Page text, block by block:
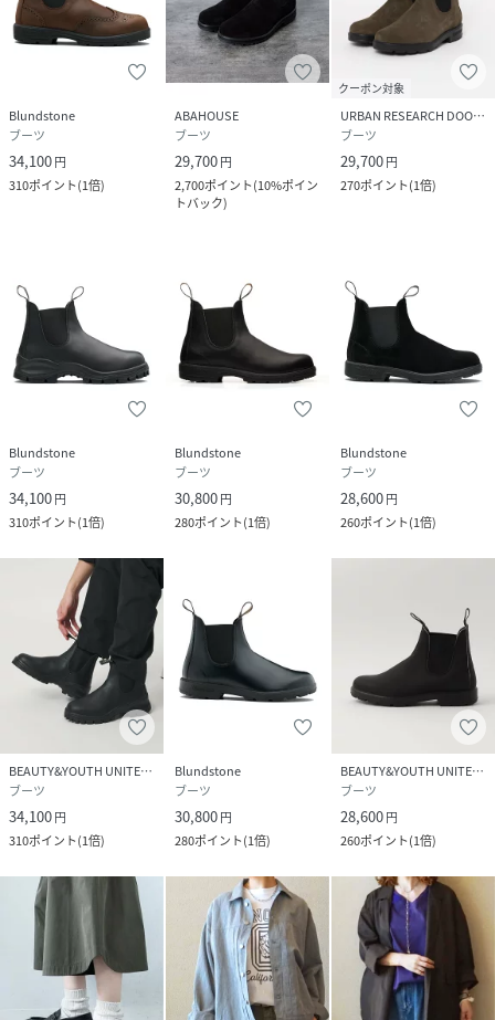
品番
RP5741_26093450002410
26093450002410-001-500 RP5741)
Blundstone
ブーツ
34,100円
310ポイント(1倍)
ABAHOUSE
ブーツ
29,700円
2,700ポイント(10%ポイン
トバック)
クーポン対象
URBAN RESEARCH DOORS
ブーツ
29,700円
270ポイント(1倍)
Blundstone
ブーツ
34,100円
310ポイント(1倍)
Blundstone
ブーツ
30,800円
280ポイント(1倍)
Blundstone
ブーツ
28,600円
260ポイント(1倍)
BEAUTY&YOUTH UNITED ARROWS
ブーツ
34,100円
310ポイント(1倍)
Blundstone
ブーツ
30,800円
280ポイント(1倍)
BEAUTY&YOUTH UNITED ARROWS
ブーツ
28,600円
260ポイント(1倍)